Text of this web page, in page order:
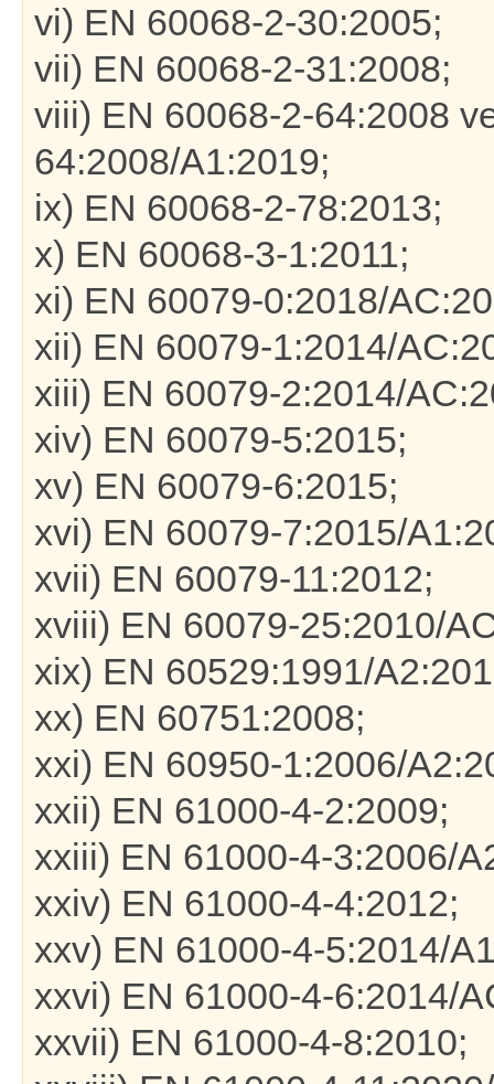
vi) EN 60068-2-30:2005;
vii) EN 60068-2-31:2008;
viii) EN 60068-2-64:2008
64:2008/A1:2019;
ix) EN 60068-2-78:2013;
x) EN 60068-3-1:2011;
xi) EN 60079-0:2018/
xii) EN 60079-1:2014/
xiii) EN 60079-2:2014/
xiv) EN 60079-5:2015;
xv) EN 60079-6:2015;
xvi) EN 60079-7:2015/
xvii) EN 60079-11:2012;
xviii) EN 60079-25:2010/
xix) EN 60529:1991/
xx) EN 60751:2008;
xxi) EN 60950-1:2006/
xxii) EN 61000-4-2:2009;
xxiii) EN 61000-4-3:2006/
xxiv) EN 61000-4-4:2012;
xxv) EN 61000-4-5:2014/
xxvi) EN 61000-4-6:2014/
xxvii) EN 61000-4-8:2010;